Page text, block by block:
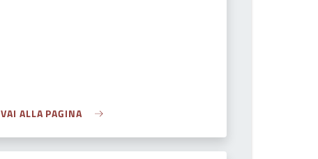
VAI ALLA PAGINA